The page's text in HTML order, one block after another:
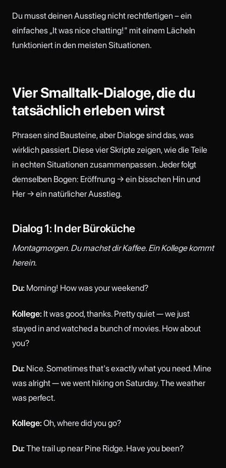
Du musst deinen Ausstieg nicht rechtfertigen – ein
einfaches „It was nice chatting!" mit einem Lächeln
funktioniert in den meisten Situationen.
Vier Smalltalk-Dialoge, die du
tatsächlich erleben wirst
Phrasen sind Bausteine, aber Dialoge sind das, was
wirklich passiert. Diese vier Skripte zeigen, wie die Teile
in echten Situationen zusammenpassen. Jeder folgt
demselben Bogen: Eröffnung → ein bisschen Hin und
Her → ein natürlicher Ausstieg.
Dialog 1: In der Büroküche
Montagmorgen. Du machst dir Kaffee. Ein Kollege kommt
herein.
Du: Morning! How was your weekend?
Kollege: It was good, thanks. Pretty quiet — we just
stayed in and watched a bunch of movies. How about
you?
Du: Nice. Sometimes that's exactly what you need. Mine
was alright — we went hiking on Saturday. The weather
was perfect.
Kollege: Oh, where did you go?
Du: The trail up near Pine Ridge. Have you been?